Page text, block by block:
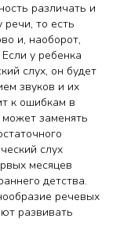
различать и
речи, то есть
и, наоборот,
у ребенка
слух, он будет
звуков и их
к ошибкам в
заменять
слух
месяцев
детства.
речевых
развивать